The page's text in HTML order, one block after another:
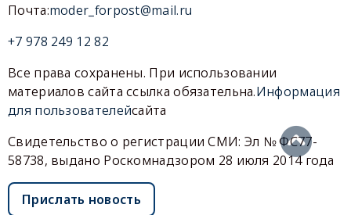
Почта:moder_forpost@mail.ru
+7 978 249 12 82
Все права сохранены. При использовании
материалов сайта ссылка обязательна.Информация
для пользователейсайта
Свидетельство о регистрации СМИ: Эл № ФС77-
58738, выдано Роскомнадзором 28 июля 2014 года
Прислать новость